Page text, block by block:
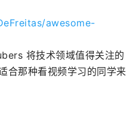
awesome-
将技术领域值得关注的
合那种看视频学习的同学来